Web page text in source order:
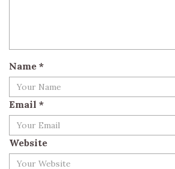
Name *
Email *
Website